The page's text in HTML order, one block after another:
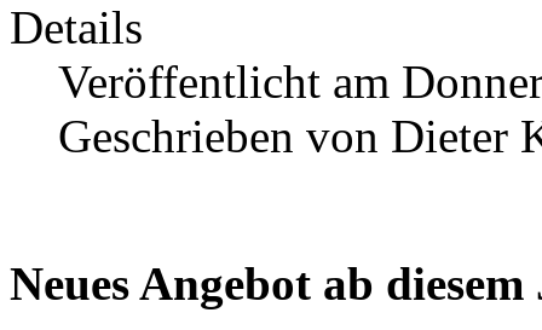
Details
Veröffentlicht am
Geschrieben von Dieter
Neues Angebot ab